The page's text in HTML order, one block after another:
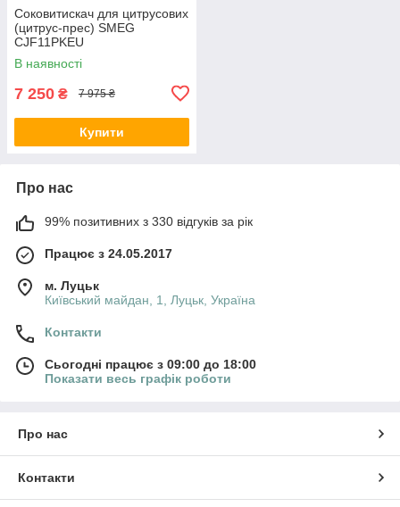
Соковитискач для цитрусових
(цитрус-прес) SMEG
CJF11PKEU
В наявності
7 250 ₴ 7 975 ₴
Купити
Про нас
99% позитивних з 330 відгуків за рік
Працює з 24.05.2017
м. Луцьк
Київський майдан, 1, Луцьк, Україна
Контакти
Сьогодні працює з 09:00 до 18:00
Показати весь графік роботи
Про нас
Контакти